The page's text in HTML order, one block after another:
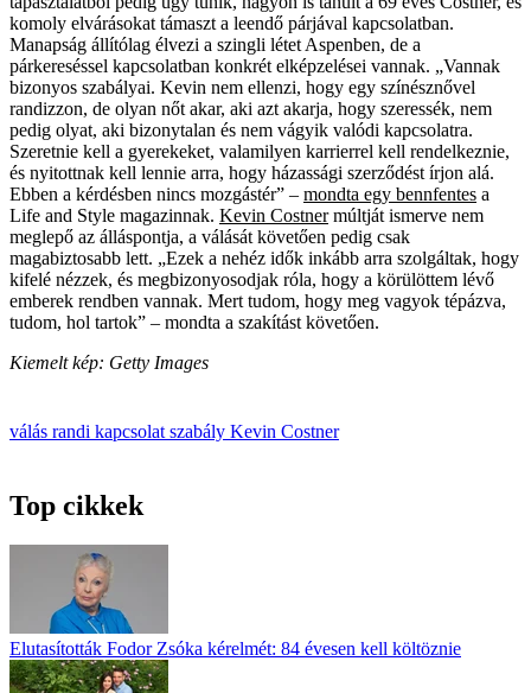
komoly elvárásokat támaszt a leendő párjával kapcsolatban.
Manapság állítólag élvezi a szingli létet Aspenben, de a
párkereséssel kapcsolatban konkrét elképzelései vannak. „Vannak
bizonyos szabályai. Kevin nem ellenzi, hogy egy színésznővel
randizzon, de olyan nőt akar, aki azt akarja, hogy szeressék, nem
pedig olyat, aki bizonytalan és nem vágyik valódi kapcsolatra.
Szeretnie kell a gyerekeket, valamilyen karrierrel kell rendelkeznie,
és nyitottnak kell lennie arra, hogy házassági szerződést írjon alá.
Ebben a kérdésben nincs mozgástér” – mondta egy bennfentes a
Life and Style magazinnak. Kevin Costnermúltját ismerve nem
meglepő az álláspontja, a válását követően pedig csak
magabiztosabb lett. „Ezek a nehéz idők inkább arra szolgáltak, hogy
kifelé nézzek, és megbizonyosodjak róla, hogy a körülöttem lévő
emberek rendben vannak. Mert tudom, hogy meg vagyok tépázva,
tudom, hol tartok” – mondta a szakítást követően.
Kiemelt kép: Getty Images
válás randi kapcsolat szabály Kevin Costner
Top cikkek
Elutasították Fodor Zsóka kérelmét: 84 évesen kell költöznie